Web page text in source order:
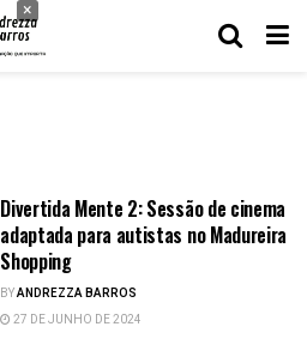
Divertida Mente 2: Sessão de cinema
adaptada para autistas no Madureira
Shopping
BYANDREZZA BARROS
27 DE JUNHO DE 2024
×